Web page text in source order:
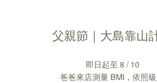
父親節｜大島靠山
即日起至 8 / 10
爸爸來店測量 BMI，依照